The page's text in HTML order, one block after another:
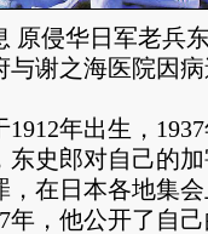
侵华日军老兵东
与谢之海医院因
年出生，1937
东史郎对自己的
，在日本各地集
年，他公开了自